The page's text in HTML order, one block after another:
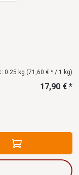
0.25 kg (71,60 € * / 1 kg)
17,90 € *
Wert